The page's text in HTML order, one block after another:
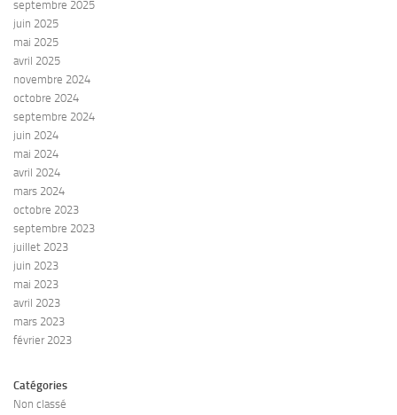
septembre 2025
juin 2025
mai 2025
avril 2025
novembre 2024
octobre 2024
septembre 2024
juin 2024
mai 2024
avril 2024
mars 2024
octobre 2023
septembre 2023
juillet 2023
juin 2023
mai 2023
avril 2023
mars 2023
février 2023
Catégories
Non classé